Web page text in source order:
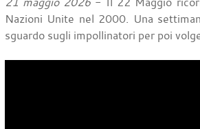
Nazioni Unite nel 2000. Una
sguardo sugli impollinatori per poi